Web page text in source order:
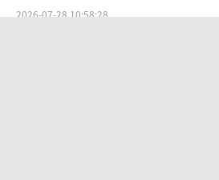
2026-07-28 10:58:28